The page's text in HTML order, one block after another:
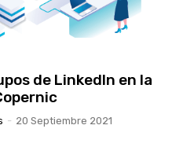
de LinkedIn en la
- 20 Septiembre 2021